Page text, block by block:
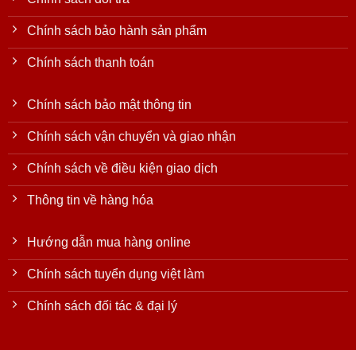
Chính sách bảo hành sản phẩm
Chính sách thanh toán
Chính sách bảo mật thông tin
Chính sách vận chuyển và giao nhận
Chính sách về điều kiện giao dịch
Thông tin về hàng hóa
Hướng dẫn mua hàng online
Chính sách tuyển dụng việt làm
Chính sách đối tác & đại lý